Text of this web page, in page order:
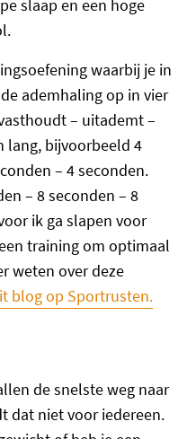
slaap en een hoge
waarbij je in
ademhaling op in vier
– uitademt –
lang, bijvoorbeeld 4
– 4 seconden.
– 8 seconden – 8
ik ga slapen voor
training om optimaal
weten over deze
blog op Sportrusten.
de snelste weg naar
dat niet voor iedereen.